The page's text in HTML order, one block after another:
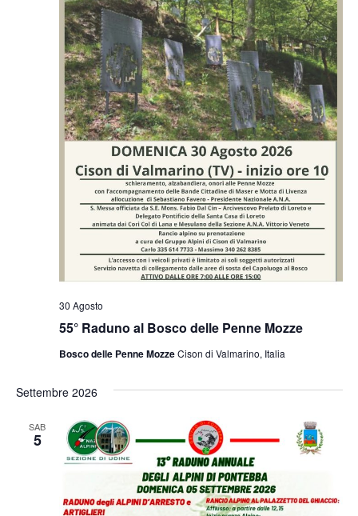
55° Raduno al Bosco delle Penne Mozze
30 Agosto
Bosco delle Penne MozzeCison di Valmarino, Italia
Settembre 2026
SAB
5